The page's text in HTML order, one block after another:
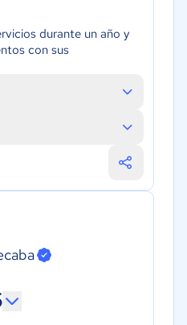
durante un año y
con sus